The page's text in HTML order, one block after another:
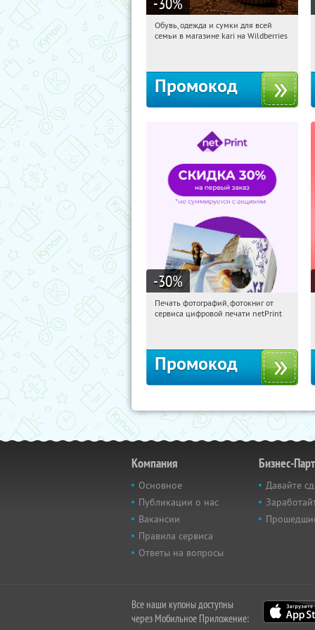
14:02:36 Получили:
Обувь, одежда и сумки для всей
семьи в магазине kari на Wildberries
Промокод
-30%
14:02:36 Получили:
Печать фотографий, фотокниг от
сервиса цифровой печати netPrint
Промокод
Компания
Основное
Публикации о нас
Вакансии
Правила сервиса
Ответы на вопросы
Бизнес-
Давайте
Все наши купоны доступны
через Мобильное Приложение: